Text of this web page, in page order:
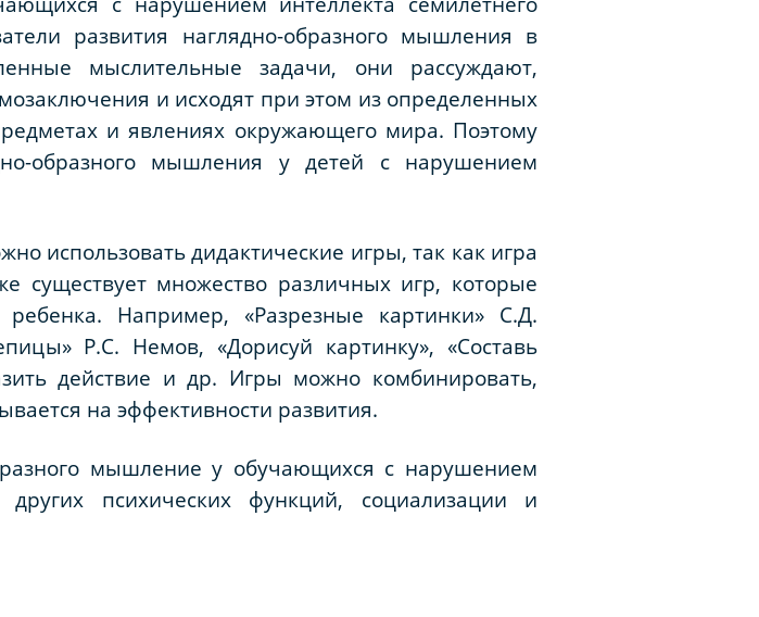
развития наглядно-образного мышления в
мыслительные задачи, они рассуждают,
и исходят при этом из определенных
и явлениях окружающего мира. Поэтому
образного мышления у детей с нарушением
использовать дидактические игры, так как игра
существует множество различных игр, которые
Например, «Разрезные картинки» С.Д.
Р.С. Немов, «Дорисуй картинку», «Составь
действие и др. Игры можно комбинировать,
на эффективности развития.
мышление у обучающихся с нарушением
психических функций, социализации и